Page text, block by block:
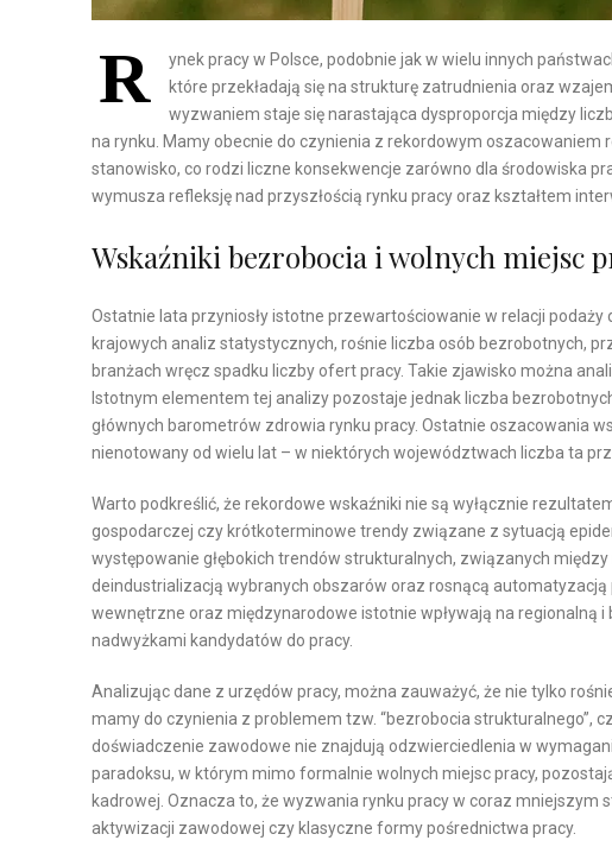
R
ynek pracy w Polsce, podobnie jak w wielu innych
które przekładają się na strukturę zatrudnienia oraz
wyzwaniem staje się narastająca dysproporcja między
na rynku. Mamy obecnie do czynienia z rekordowym
stanowisko, co rodzi liczne konsekwencje zarówno dla środowiska
wymusza refleksję nad przyszłością rynku pracy oraz kształtem
Wskaźniki bezrobocia i wolnych miejsc
Ostatnie lata przyniosły istotne przewartościowanie w relacji
krajowych analiz statystycznych, rośnie liczba osób bezrobotnych,
branżach wręcz spadku liczby ofert pracy. Takie zjawisko można
Istotnym elementem tej analizy pozostaje jednak liczba
głównych barometrów zdrowia rynku pracy. Ostatnie oszacowania
nienotowany od wielu lat – w niektórych województwach liczba ta
Warto podkreślić, że rekordowe wskaźniki nie są wyłącznie
gospodarczej czy krótkoterminowe trendy związane z sytuacją
występowanie głębokich trendów strukturalnych, związanych
deindustrializacją wybranych obszarów oraz rosnącą
wewnętrzne oraz międzynarodowe istotnie wpływają na regionalną
nadwyżkami kandydatów do pracy.
Analizując dane z urzędów pracy, można zauważyć, że nie tylko
mamy do czynienia z problemem tzw. “bezrobocia strukturalnego”,
doświadczenie zawodowe nie znajdują odzwierciedlenia w
paradoksu, w którym mimo formalnie wolnych miejsc pracy,
kadrowej. Oznacza to, że wyzwania rynku pracy w coraz
aktywizacji zawodowej czy klasyczne formy pośrednictwa pracy.